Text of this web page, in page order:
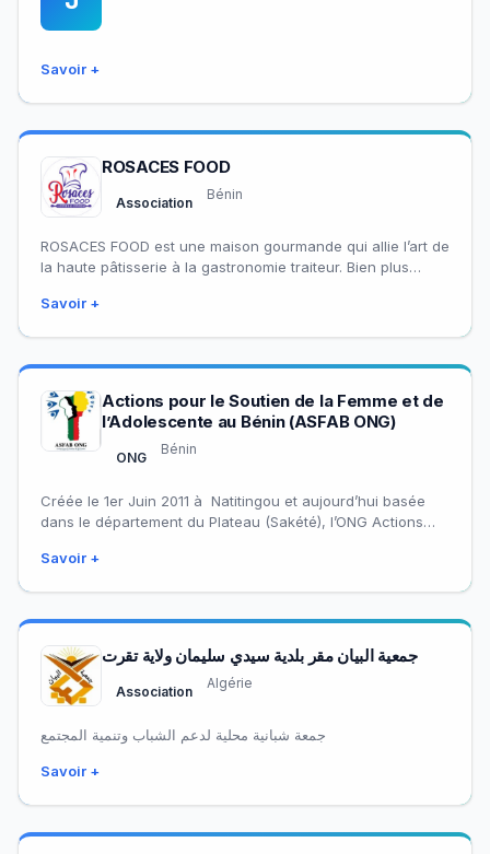
Savoir +
ROSACES FOOD
Association
Bénin
ROSACES FOOD est une maison gourmande qui allie l’art de
la haute pâtisserie à la gastronomie traiteur. Bien plus
Savoir +
Actions pour le Soutien de la Femme et de
l’Adolescente au Bénin (ASFAB ONG)
ONG
Bénin
Créée le 1er Juin 2011 à Natitingou et aujourd’hui basée
dans le département du Plateau (Sakété), l’ONG Actions
Savoir +
جمعية البيان مقر بلدية سيدي سليمان ولاية تقرت
Association
Algérie
Savoir +